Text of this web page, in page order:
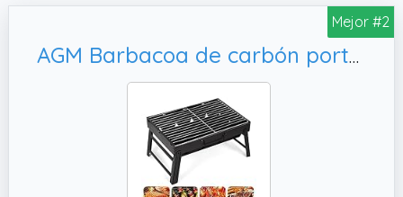
Mejor #2
AGM Barbacoa de carbón portátil para 5 a 7 personas, terraza o camping en el jardín (52 x 29 x 22 cm)